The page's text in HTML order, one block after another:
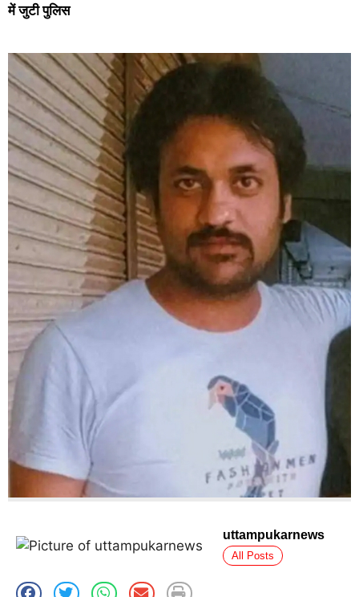
में जुटी पुलिस
uttampukarnews
All Posts